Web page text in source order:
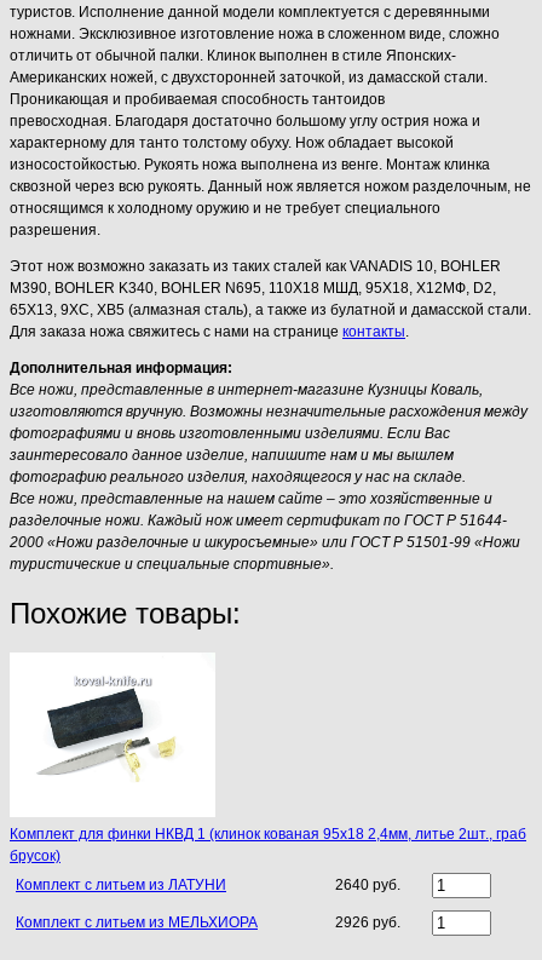
туристов. Исполнение данной модели комплектуется с деревянными
ножнами. Эксклюзивное изготовление ножа в сложенном виде, сложно
отличить от обычной палки. Клинок выполнен в стиле Японских-
Американских ножей, с двухсторонней заточкой, из дамасской стали.
Проникающая и пробиваемая способность тантоидов
превосходная. Благодаря достаточно большому углу острия ножа и
характерному для танто толстому обуху. Нож обладает высокой
износостойкостью. Рукоять ножа выполнена из венге. Монтаж клинка
сквозной через всю рукоять. Данный нож является ножом разделочным, не
относящимся к холодному оружию и не требует специального
разрешения.
Этот нож возможно заказать из таких сталей как VANADIS 10, BOHLER
M390, BOHLER K340, BOHLER N695, 110Х18 МШД, 95Х18, Х12МФ, D2,
65Х13, 9ХС, ХВ5 (алмазная сталь), а также из булатной и дамасской стали.
Для заказа ножа свяжитесь с нами на странице контакты.
Дополнительная информация:
Все ножи, представленные в интернет-магазине Кузницы Коваль,
изготовляются вручную. Возможны незначительные расхождения между
фотографиями и вновь изготовленными изделиями. Если Вас
заинтересовало данное изделие, напишите нам и мы вышлем
фотографию реального изделия, находящегося у нас на складе.
Все ножи, представленные на нашем сайте – это хозяйственные и
разделочные ножи. Каждый нож имеет сертификат по ГОСТ Р 51644-
2000 «Ножи разделочные и шкуросъемные» или ГОСТ Р 51501-99 «Ножи
туристические и специальные спортивные».
Похожие товары:
Комплект для финки НКВД 1 (клинок кованая 95х18 2,4мм, литье 2шт., граб
брусок)
Комплект с литьем из ЛАТУНИ
2640 руб.
Комплект с литьем из МЕЛЬХИОРА 2926 руб.